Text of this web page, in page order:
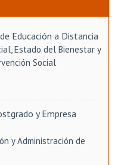
Educación a Distancia
Estado del Bienestar y
Social
y Empresa
y Administración de